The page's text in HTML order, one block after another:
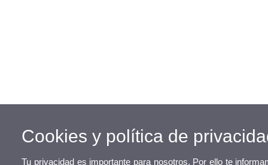
Cookies y política de
Tu privacidad es importante para nosotros. Por ello te